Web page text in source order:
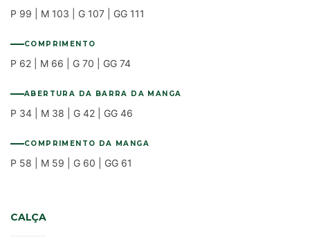
P 99 | M 103 | G 107 | GG 111
COMPRIMENTO
P 62 | M 66 | G 70 | GG 74
ABERTURA DA BARRA DA MANGA
P 34 | M 38 | G 42 | GG 46
COMPRIMENTO DA MANGA
P 58 | M 59 | G 60 | GG 61
CALÇA